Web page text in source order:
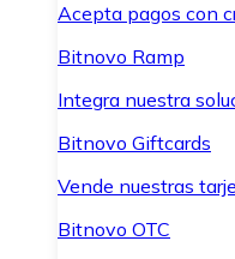
Acepta pagos con
Bitnovo Ramp
Integra nuestra
Bitnovo Giftcards
Vende nuestras
Bitnovo OTC